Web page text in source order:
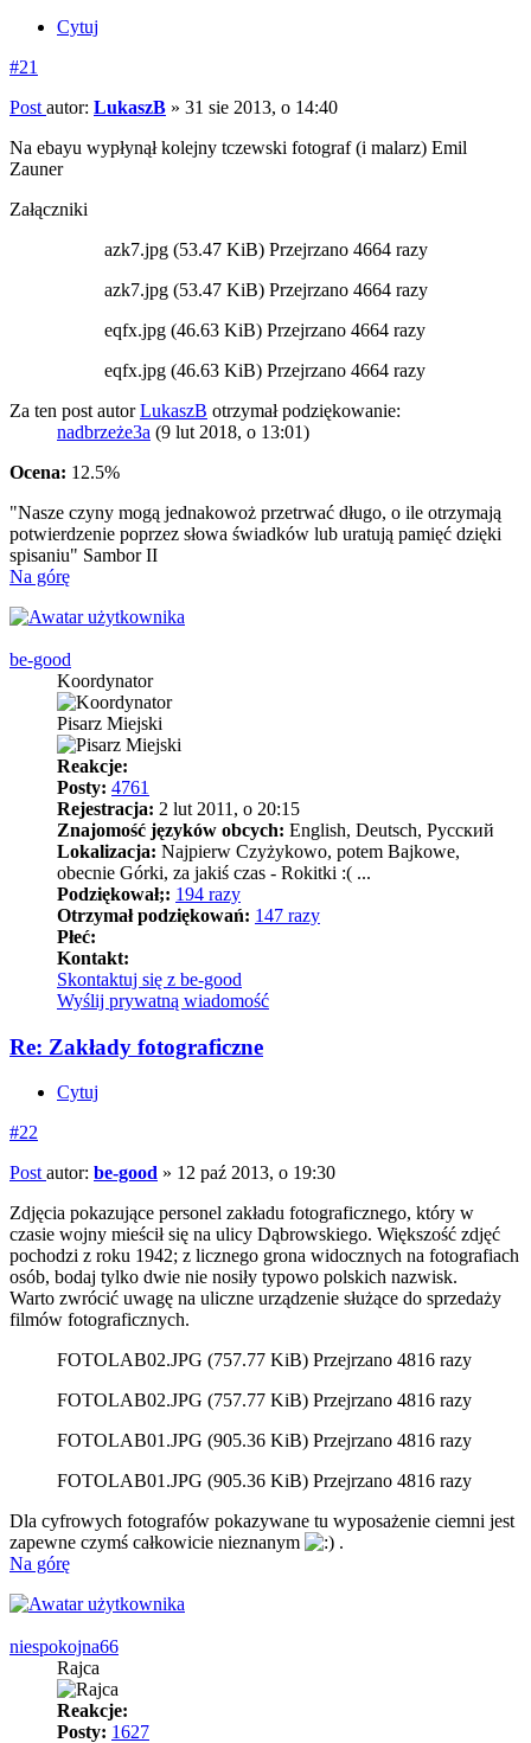
Cytuj
#21
Post autor: LukaszB » 31 sie 2013, o 14:40
Na ebayu wypłynął kolejny tczewski fotograf (i malarz) Emil
Zauner
Załączniki
azk7.jpg (53.47 KiB) Przejrzano 4664 razy
azk7.jpg (53.47 KiB) Przejrzano 4664 razy
eqfx.jpg (46.63 KiB) Przejrzano 4664 razy
eqfx.jpg (46.63 KiB) Przejrzano 4664 razy
Za ten post autorLukaszB otrzymał podziękowanie:
nadbrzeże3a (9 lut 2018, o 13:01)
Ocena: 12.5%
"Nasze czyny mogą jednakowoż przetrwać długo, o ile otrzymają
potwierdzenie poprzez słowa świadków lub uratują pamięć dzięki
spisaniu" Sambor II
Na górę
be-good
Koordynator
Pisarz Miejski
Reakcje:
Posty: 4761
Rejestracja: 2 lut 2011, o 20:15
Znajomość języków obcych: English, Deutsch, Pусский
Lokalizacja: Najpierw Czyżykowo, potem Bajkowe,
obecnie Górki, za jakiś czas - Rokitki :( ...
Podziękował;: 194 razy
Otrzymał podziękowań: 147 razy
Płeć:
Kontakt:
Skontaktuj się z be-good
Wyślij prywatną wiadomość
Re: Zakłady fotograficzne
Cytuj
#22
Post autor: be-good » 12 paź 2013, o 19:30
Zdjęcia pokazujące personel zakładu fotograficznego, który w
czasie wojny mieścił się na ulicy Dąbrowskiego. Większość zdjęć
pochodzi z roku 1942; z licznego grona widocznych na fotografiach
osób, bodaj tylko dwie nie nosiły typowo polskich nazwisk.
Warto zwrócić uwagę na uliczne urządzenie służące do sprzedaży
filmów fotograficznych.
FOTOLAB02.JPG (757.77 KiB) Przejrzano 4816 razy
FOTOLAB02.JPG (757.77 KiB) Przejrzano 4816 razy
FOTOLAB01.JPG (905.36 KiB) Przejrzano 4816 razy
FOTOLAB01.JPG (905.36 KiB) Przejrzano 4816 razy
Dla cyfrowych fotografów pokazywane tu wyposażenie ciemni jest
zapewne czymś całkowicie nieznanym
.
Na górę
niespokojna66
Rajca
Reakcje:
Posty: 1627